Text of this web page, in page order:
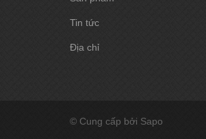
Tin tức
Địa chỉ
© Cung cấp bởi Sapo